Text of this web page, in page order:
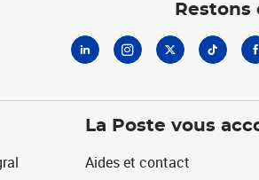
La Poste vous
Aides et contact